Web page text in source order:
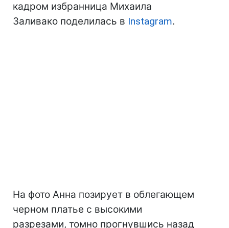
кадром избранница Михаила
Заливако поделилась в Instagram.
На фото Анна позирует в облегающем
черном платье с высокими
разрезами, томно прогнувшись назад